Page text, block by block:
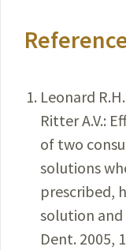
Leonard
Ritter A.V.:
of two
solutions
prescribed,
solution and
Dent. 2005,